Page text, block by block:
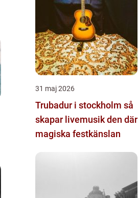
31 maj 2026
Trubadur i stockholm så
skapar livemusik den där
magiska festkänslan